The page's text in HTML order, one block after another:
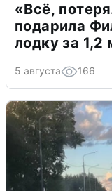
«Всё,
подарила
лодку за 1,2
5 августа 166